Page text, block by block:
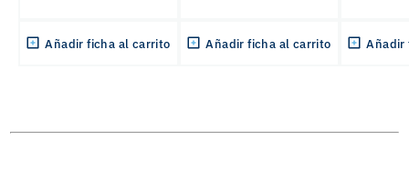
Añadir ficha al carrito Añadir ficha al carrito Añadir